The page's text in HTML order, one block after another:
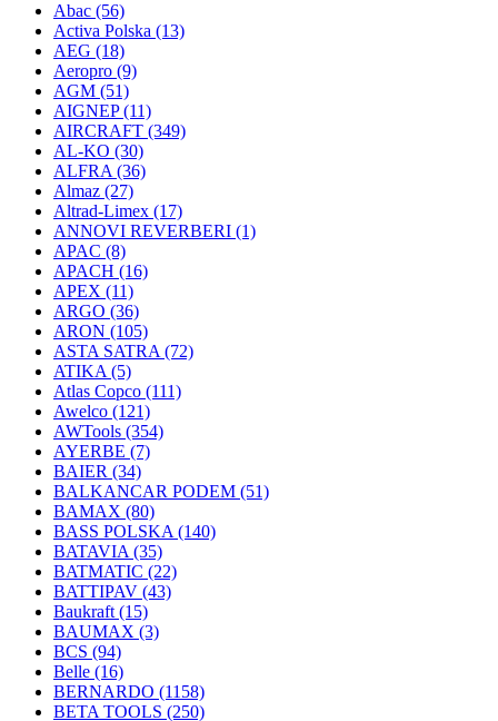
Abac (56)
Activa Polska (13)
AEG (18)
Aeropro (9)
AGM (51)
AIGNEP(11)
AIRCRAFT (349)
AL-KO (30)
ALFRA (36)
Almaz (27)
Altrad-Limex (17)
ANNOVI REVERBERI (1)
APAC (8)
APACH (16)
APEX (11)
ARGO (36)
ARON (105)
ASTA SATRA (72)
ATIKA (5)
Atlas Copco (111)
Awelco (121)
AWTools (354)
AYERBE (7)
BAIER (34)
BALKANCAR PODEM (51)
BAMAX (80)
BASS POLSKA (140)
BATAVIA (35)
BATMATIC (22)
BATTIPAV (43)
Baukraft (15)
BAUMAX (3)
BCS (94)
Belle (16)
BERNARDO (1158)
BETA TOOLS (250)